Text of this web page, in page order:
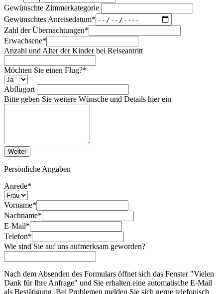
Gewünschte Zimmerkategorie
Gewünschtes Anreisedatum*
Zahl der Übernachtungen*
Erwachsene*
Anzahl und Alter der Kinder bei Reiseantritt
Möchten Sie einen Flug?*
Abflugort
Bitte geben Sie weitere Wünsche und Details hier ein
Weiter
Persönliche Angaben
Anrede*
Vorname*
Nachname*
E-Mail*
Telefon*
Wie sind Sie auf uns aufmerksam geworden?
Nach dem Absenden des Formulars öffnet sich das Fenster "Vielen
Dank für Ihre Anfrage" und Sie erhalten eine automatische E-Mail
als Bestätigung. Bei Problemen melden Sie sich gerne telefonisch